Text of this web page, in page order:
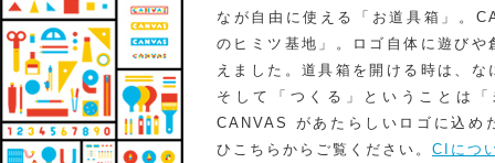
なが自由に使える「お道具箱」。
のヒミツ基地」。ロゴ自体に遊び
えました。道具箱を開ける時は、
そして「つくる」ということは
CANVAS があたらしいロゴに込め
ひこちらからご覧ください。 CIにつ